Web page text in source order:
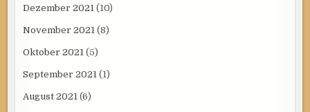
Dezember 2021 (10)
November 2021 (8)
Oktober 2021 (5)
September 2021 (1)
August 2021 (6)